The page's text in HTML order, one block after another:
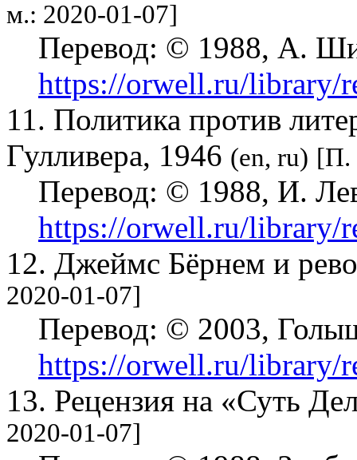
м.: 2020-01-07]
Перевод: © 1988, А.
https://orwell.ru/library/
11. Политика против
Гулливера, 1946 (en, ru) [П.
Перевод: © 1988, И.
https://orwell.ru/library/
12. Джеймс Бёрнем и
2020-01-07]
Перевод: © 2003,
https://orwell.ru/library/
13. Рецензия на «Суть
2020-01-07]